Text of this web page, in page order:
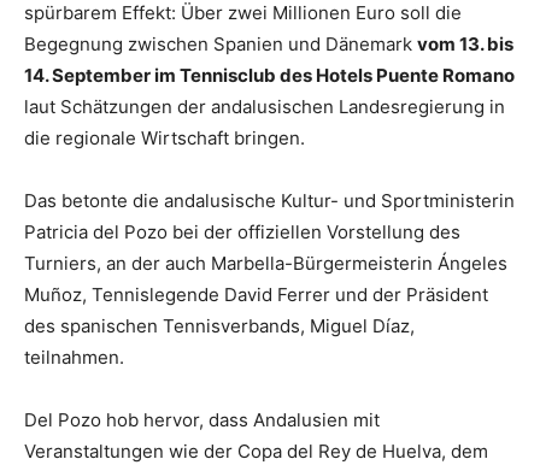
spürbarem Effekt: Über zwei Millionen Euro soll die
Begegnung zwischen Spanien und Dänemark vom 13. bis
14. September im Tennisclub des Hotels Puente Romano
laut Schätzungen der andalusischen Landesregierung in
die regionale Wirtschaft bringen.
Das betonte die andalusische Kultur- und Sportministerin
Patricia del Pozo bei der offiziellen Vorstellung des
Turniers, an der auch Marbella-Bürgermeisterin Ángeles
Muñoz, Tennislegende David Ferrer und der Präsident
des spanischen Tennisverbands, Miguel Díaz,
teilnahmen.
Del Pozo hob hervor, dass Andalusien mit
Veranstaltungen wie der Copa del Rey de Huelva, dem